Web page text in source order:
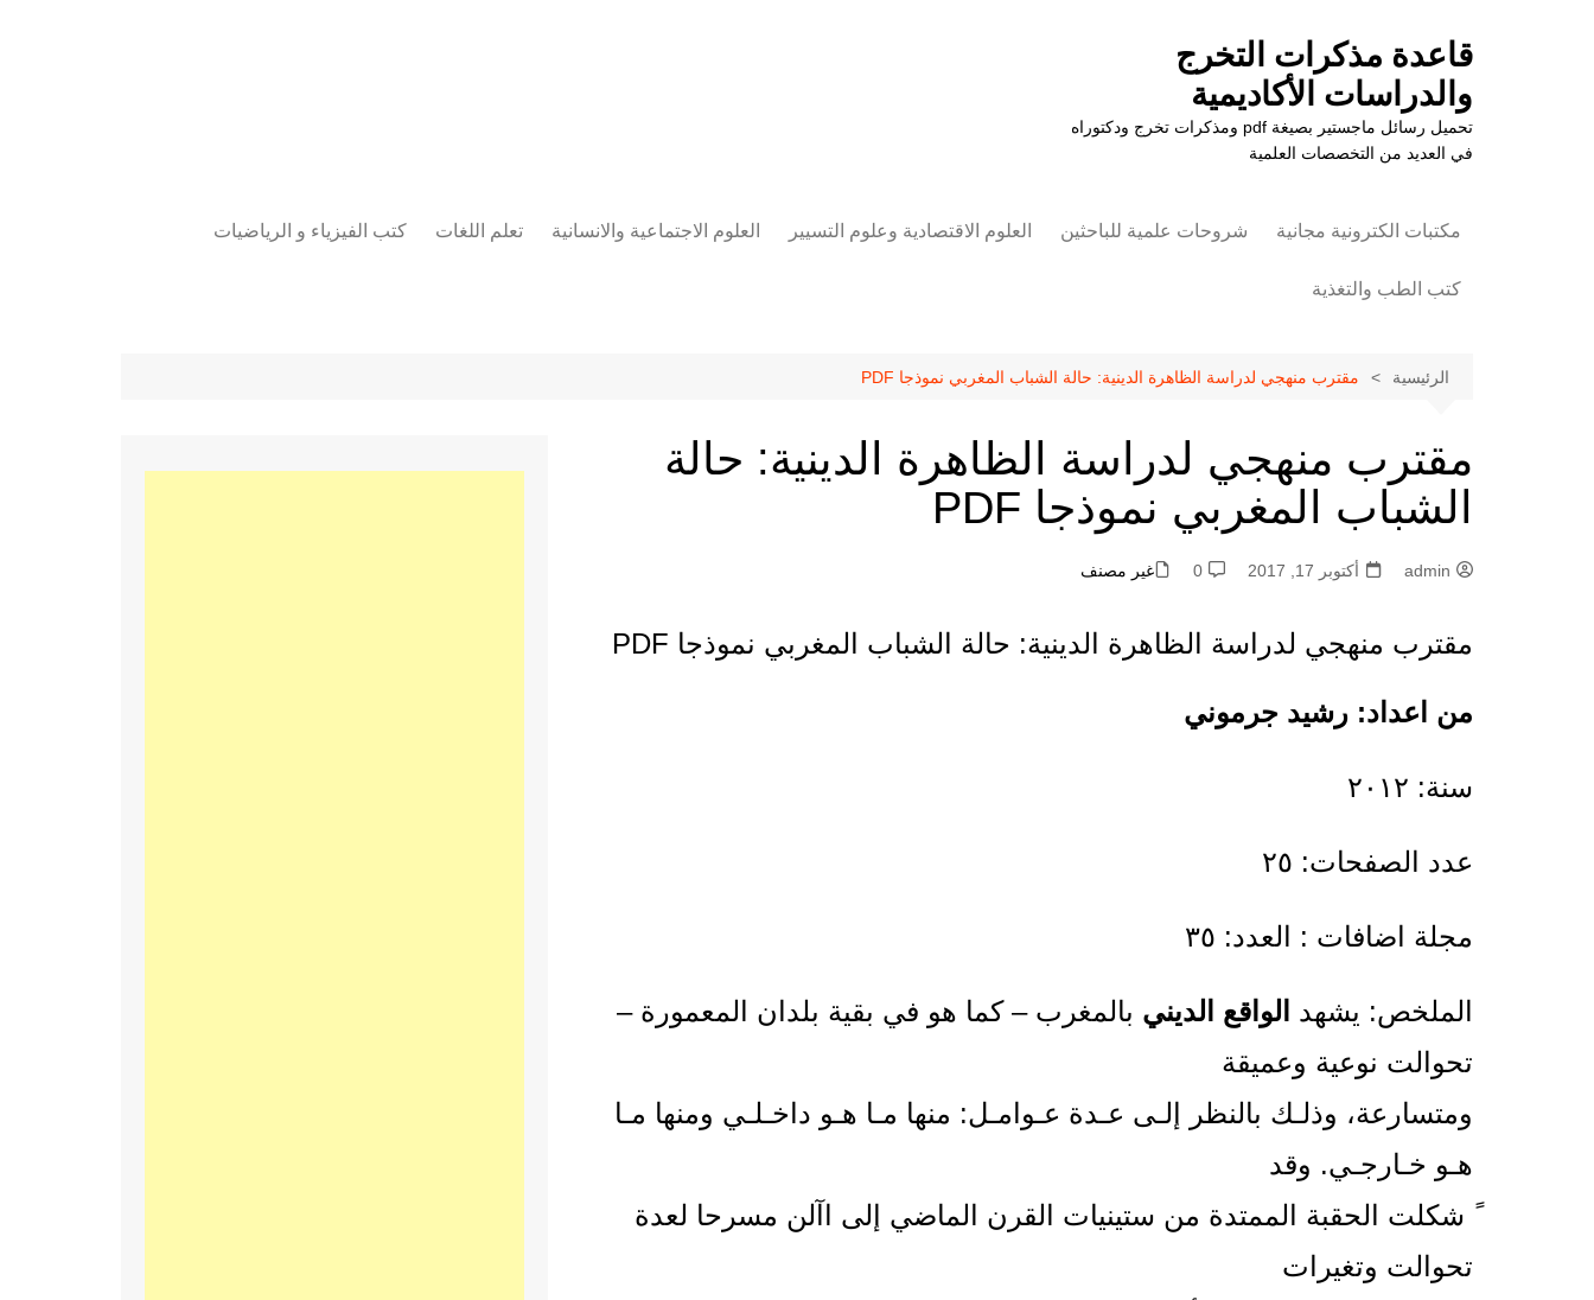
قاعدة مذكرات التخرج
والدراسات الأكاديمية
تحميل رسائل ماجستير بصيغة pdf ومذكرات تخرج ودكتوراه
في العديد من التخصصات العلمية
مكتبات الكترونية مجانية شروحات علمية للباحثين العلوم الاقتصادية وعلوم التسيير العلوم الاجتماعية والانسانية
منهجية البحث العلمي
التنمية البشرية وتطوير الذات
تعلم اللغات كتب الفيزياء و الرياضيات
كتب الطب والتغذية
الرئيسية مقترب منهجي لدراسة الظاهرة الدينية: حالة الشباب المغربي نموذجا PDF
مقترب منهجي لدراسة الظاهرة الدينية: حالة
الشباب المغربي نموذجا PDF
admin أكتوبر 17, 2017 0 غير مصنف
مقترب منهجي لدراسة الظاهرة الدينية: حالة الشباب المغربي نموذجا PDF
من اعداد: رشيد جرموني
سنة: ٢٠١٢
عدد الصفحات: ٢٥
مجلة اضافات : العدد: ٣٥
الملخص: يشهد الواقع الديني بالمغرب – كما هو في بقية بلدان المعمورة –
تحوالت نوعية وعميقة
ومتسارعة، وذلـك بالنظر إلـى عـدة عـوامـل: منها مـا هـو داخـلـي ومنها مـا
هـو خـارجـي. وقد
ً شكلت الحقبة الممتدة من ستينيات القرن الماضي إلى اآلن مسرحا لعدة
تحوالت وتغيرات